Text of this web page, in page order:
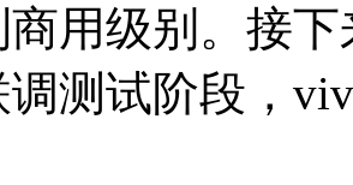
用级别。接
测试阶段，